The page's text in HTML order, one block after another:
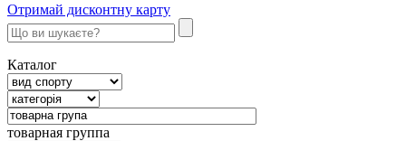
Отримай дисконтну карту
Каталог
товарная группа